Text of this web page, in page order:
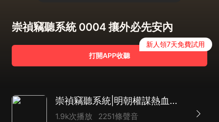
崇禎竊聽系統 0004 攘外必先安內
打開APP收聽
新人領7天免費試用
崇禎竊聽系統|明朝權謀熱血種田|起點爆款|精品多播
1.9k次播放 2251條聲音